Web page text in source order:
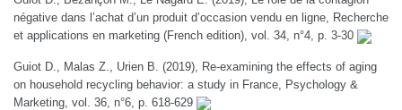
négative dans l’achat d’un produit d’occasion vendu en ligne, Recherche
et applications en marketing (French edition), vol. 34, n°4, p. 3-30
Guiot D., Malas Z., Urien B. (2019), Re-examining the effects of aging
on household recycling behavior: a study in France, Psychology &
Marketing, vol. 36, n°6, p. 618-629